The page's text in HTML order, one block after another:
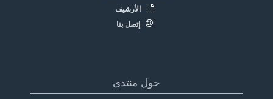
الأرشيف
إتصل بنا
حول منتدى